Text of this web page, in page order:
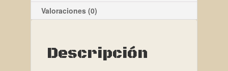
Valoraciones (0)
Descripción